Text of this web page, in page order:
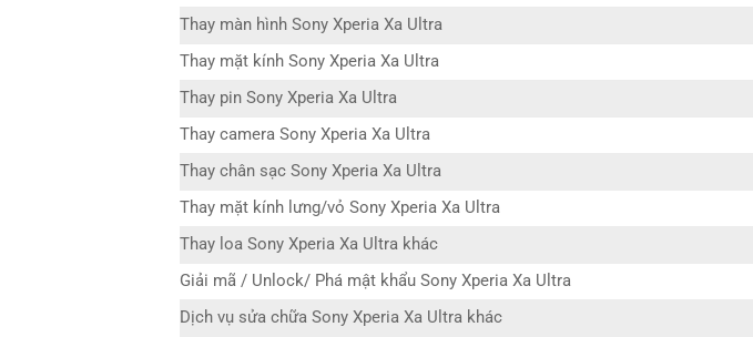
Thay màn hình Sony Xperia Xa Ultra
Thay mặt kính Sony Xperia Xa Ultra
Thay pin Sony Xperia Xa Ultra
Thay camera Sony Xperia Xa Ultra
Thay chân sạc Sony Xperia Xa Ultra
Thay mặt kính lưng/vỏ Sony Xperia Xa Ultra
Thay loa Sony Xperia Xa Ultra khác
Giải mã / Unlock/ Phá mật khẩu Sony Xperia Xa Ultra
Dịch vụ sửa chữa Sony Xperia Xa Ultra khác